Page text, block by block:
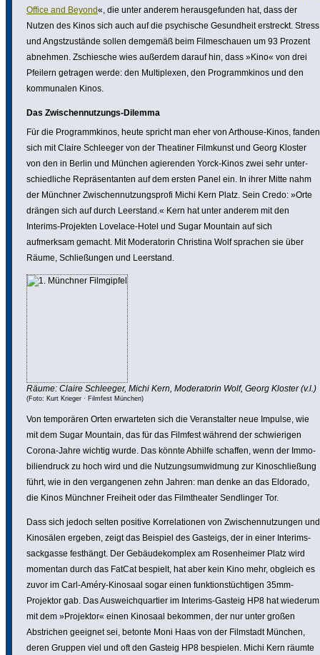
Office and Beyond«, die unter anderem heraus­ge­funden hat, dass der
Nutzen des Kinos sich auch auf die psychi­sche Gesund­heit erstreckt. Stress
und Angst­zu­stände sollen demgemäß beim Filme­schauen um 93 Prozent
abnehmen. Zschie­sche wies außerdem darauf hin, dass »Kino« von drei
Pfeilern getragen werde: den Multi­plexen, den Programm­kinos und den
kommu­nalen Kinos.
Das Zwischen­nut­zungs-Dilemma
Für die Programm­kinos, heute spricht man eher von Arthouse-Kinos, fanden
sich mit Claire Schleeger von der Theatiner Filmkunst und Georg Kloster
von den in Berlin und München agie­renden Yorck-Kinos zwei sehr unter­
schied­liche Reprä­sen­tanten auf dem ersten Panel ein. In ihrer Mitte nahm
der Münchner Zwischen­nut­zungs­profi Michi Kern Platz. Sein Credo: »Orte
drängen sich auf durch Leerstand.« Kern hat unter anderem mit den
Interims-Projekten Lovelace-Hotel und Sugar Mountain auf sich
aufmerksam gemacht. Mit Mode­ra­torin Christina Wolf sprachen sie über
Räume, Schließungen und Leerstand.
Räume: Claire Schleeger, Michi Kern, Mode­ra­torin Wolf, Georg Kloster (v.l.)
(Foto: Kurt Krieger · Filmfest München)
Von tempo­rären Orten erwar­teten sich die Veran­stalter neue Impulse, wie
mit dem Sugar Mountain, das für das Filmfest während der schwie­rigen
Corona-Jahre wichtig wurde. Das könnte Abhilfe schaffen, wenn der Immo­
bi­li­en­druck zu hoch wird und die Nutzungs­um­wid­mung zur Kino­schließung
führt, wie in den vergan­genen zehn Jahren: man denke an das Eldorado,
die Kinos Münchner Freiheit oder das Film­theater Send­linger Tor.
Dass sich jedoch selten positive Korre­la­tionen von Zwischen­nut­zungen und
Kinosälen ergeben, zeigt das Beispiel des Gasteigs, der in einer Inte­rims­
sack­gasse festhängt. Der Gebäu­de­kom­plex am Rosen­heimer Platz wird
momentan durch das FatCat bespielt, hat aber kein Kino mehr, obgleich es
zuvor im Carl-Améry-Kinosaal sogar einen funk­ti­ons­tüch­tigen 35mm-
Projektor gab. Das Ausweich­quar­tier im Interims-Gasteig HP8 hat wiederum
mit dem »Projektor« einen Kinosaal bekommen, der nur unter großen
Abstri­chen geeignet sei, betonte Moni Haas von der Filmstadt München,
deren Gruppen viel und oft den Gasteig HP8 bespielen. Michi Kern räumte